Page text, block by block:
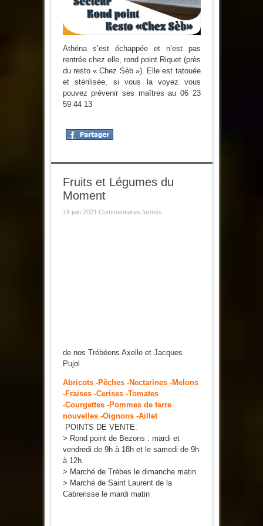
Athéna s’est échappée et n’est pas
rentrée chez elle, rond point Riquet (près
du resto « Chez Sèb »). Elle est tatouée
et stérilisée, si vous la voyez vous
pouvez prévenir ses maîtres au 06 23
59 44 13
Fruits et Légumes du
Moment
16 juin 2021 Commentaires ferméssur
de nos Trébéens Axelle et Jacques
Pujol
Abricots -Pêches -Nectarines -Melons
-Fraises -Cerises -Tomates
-Courgettes -Pommes de terre
nouvelles -Oignons -Aillet
POINTS DE VENTE:
> Rond point de Bezons : mardi et
vendredi de 9h à 18h et le samedi de 9h
à 12h.
> Marché de Trèbes le dimanche matin
> Marché de Saint Laurent de la
Cabrerisse le mardi matin